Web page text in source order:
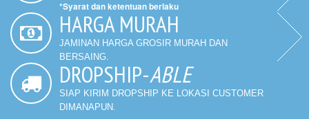
*Syarat dan ketentuan berlaku
HARGA MURAH
JAMINAN HARGA GROSIR MURAH DAN
BERSAING.
DROPSHIP-ABLE
SIAP KIRIM DROPSHIP KE LOKASI CUSTOMER
DIMANAPUN.